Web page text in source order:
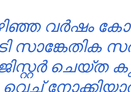
വർഷം
സാങ്കേതിക
ചെയ്ത
വെച്ച്